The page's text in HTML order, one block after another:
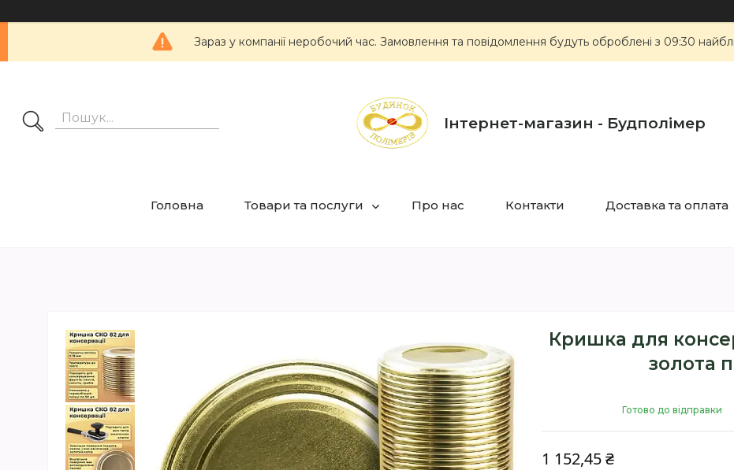
Зараз у компанії неробочий час. Замовлення та повідомлення будуть оброблені з 09:30
Інтернет-магазин - Будполімер
Головна Товари та послуги Про нас Контакти Доставка та оплата
Кришка для
золота
Готово до відправки
1 152,45 ₴